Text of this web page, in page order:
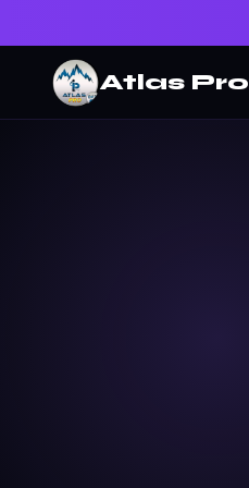
Atlas Pro